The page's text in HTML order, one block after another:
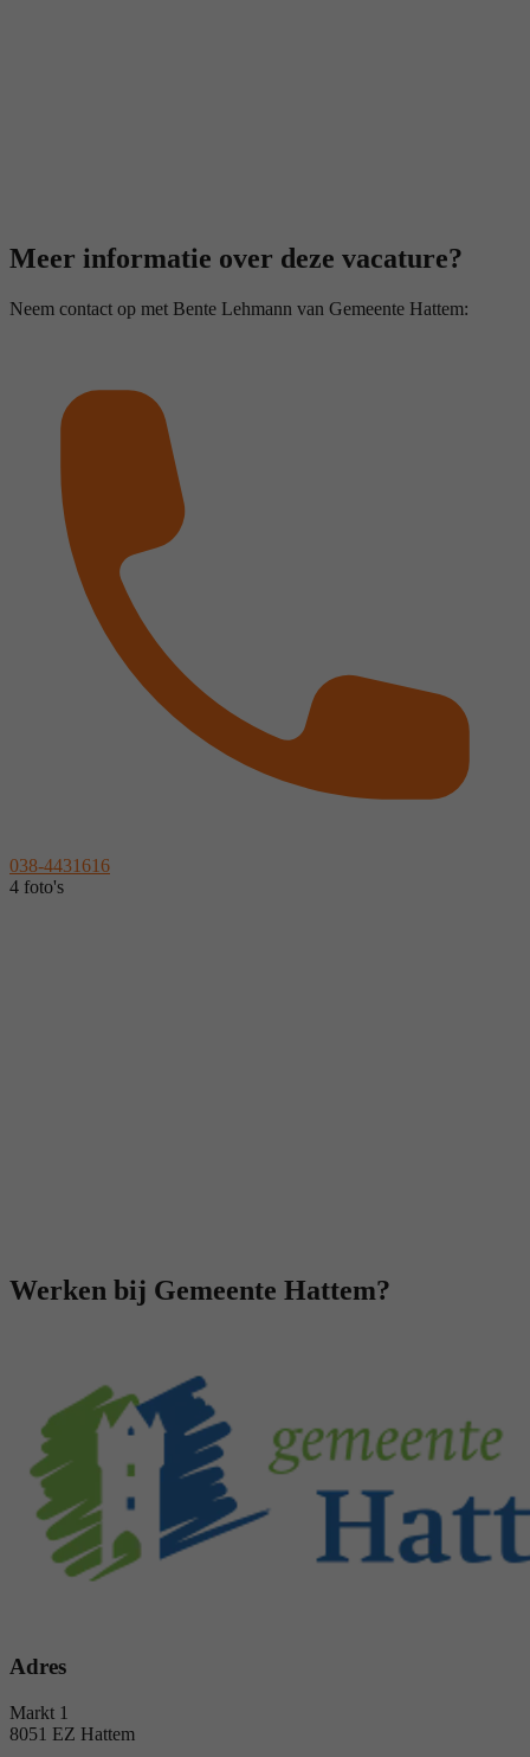
Meer informatie over deze vacature?
Neem contact op met Bente Lehmann van Gemeente Hattem:
038-4431616
4 foto's
Werken bij Gemeente Hattem?
Adres
Markt 1
8051 EZ Hattem